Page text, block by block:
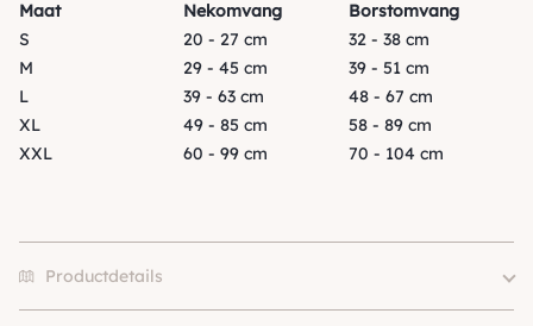
Maat Nekomvang
Borstomvang
S
20 - 27 cm
32 - 38 cm
M
29 - 45 cm
39 - 51 cm
L
39 - 63 cm
48 - 67 cm
XL
49 - 85 cm
58 - 89 cm
XXL
60 - 99 cm 70 - 104 cm
Productdetails